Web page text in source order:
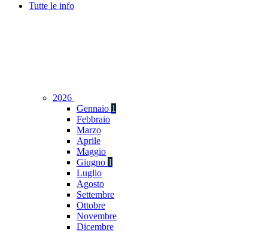
Tutte le info
2026
Gennaio 1
Febbraio
Marzo
Aprile
Maggio
Giugno 1
Luglio
Agosto
Settembre
Ottobre
Novembre
Dicembre